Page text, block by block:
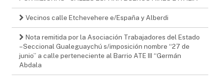
Vecinos calle Etchevehere e/España y Alberdi
Nota remitida por la Asociación Trabajadores del Estado
– Seccional Gualeguaychú s/imposición nombre “27 de
junio” a calle perteneciente al Barrio ATE III “Germán
Abdala